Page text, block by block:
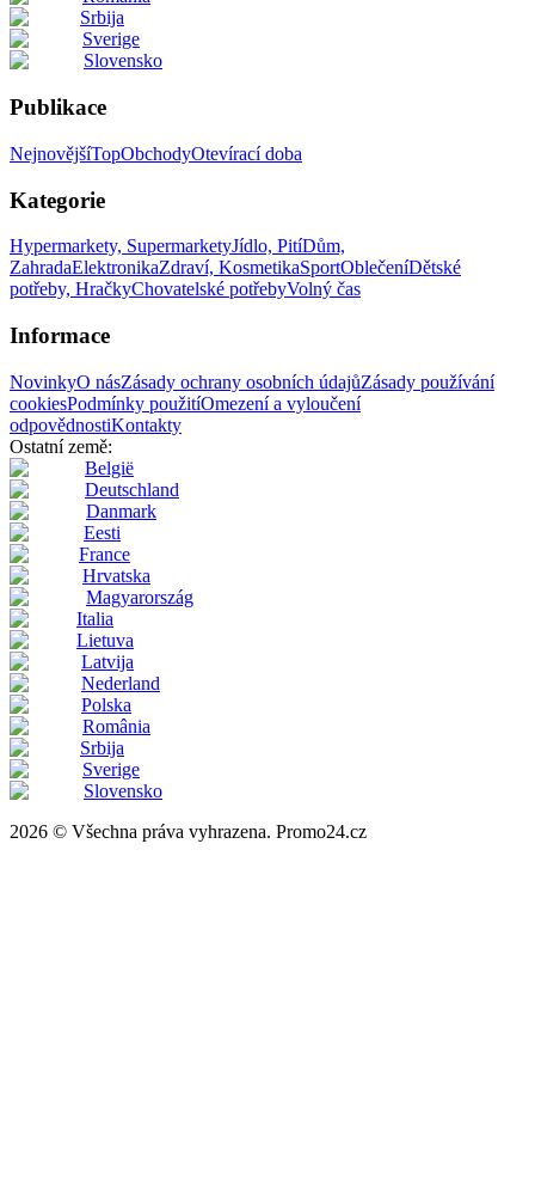
Srbija
Sverige
Slovensko
Publikace
NejnovějšíTopObchodyOtevírací doba
Kategorie
Hypermarkety, SupermarketyJídlo, PitíDům,
ZahradaElektronikaZdraví, KosmetikaSportOblečeníDětské
potřeby, HračkyChovatelské potřebyVolný čas
Informace
NovinkyO násZásady ochrany osobních údajůZásady používání
cookiesPodmínky použitíOmezení a vyloučení
odpovědnostiKontakty
Ostatní země:
België
Deutschland
Danmark
Eesti
France
Hrvatska
Magyarország
Italia
Lietuva
Latvija
Nederland
Polska
România
Srbija
Sverige
Slovensko
2026 © Všechna práva vyhrazena. Promo24.cz